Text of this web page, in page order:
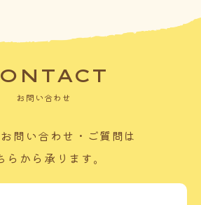
お問い合わせ
問い合わせ・ご質問は
らから承ります。